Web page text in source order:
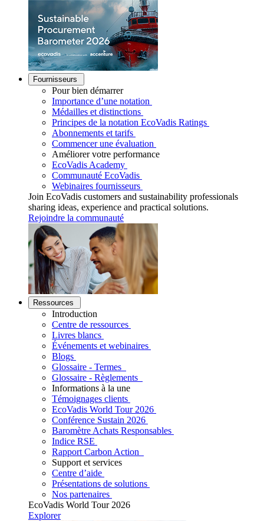
Fournisseurs
Pour bien démarrer
Importance d’une notation
Médailles et distinctions
Principes de la notation EcoVadis Ratings
Abonnements et tarifs
Commencer une évaluation
Améliorer votre performance
EcoVadis Academy
Communauté EcoVadis
Webinaires fournisseurs
Join EcoVadis customers and sustainability professionals
sharing ideas, experience and practical solutions.
Rejoindre la communauté
Ressources
Introduction
Centre de ressources
Livres blancs
Événements et webinaires
Blogs
Glossaire - Termes
Glossaire - Règlements
Informations à la une
Témoignages clients
EcoVadis World Tour 2026
Conférence Sustain 2026
Baromètre Achats Responsables
Indice RSE
Rapport Carbon Action
Support et services
Centre d’aide
Présentations de solutions
Nos partenaires
EcoVadis World Tour 2026
Explorer